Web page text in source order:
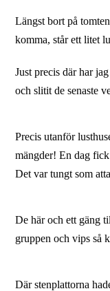
Längst bort på
komma, står ett litet
Just precis där har
och slitit de senaste
Precis utanför
mängder! En dag
Det var tungt som
De här och ett gäng
gruppen och vips så
Där stenplattorna